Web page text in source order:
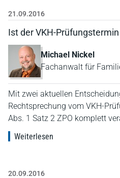
21.09.2016
Ist der VKH-
Michael Nickel
Fachanwalt für
Mit zwei aktuellen
Rechtsprechung vom VKH-
Abs. 1 Satz 2 ZPO komplett
Weiterlesen
20.09.2016